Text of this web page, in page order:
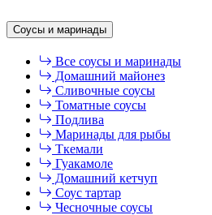
Соусы и маринады
Все соусы и маринады
Домашний майонез
Сливочные соусы
Томатные соусы
Подлива
Маринады для рыбы
Ткемали
Гуакамоле
Домашний кетчуп
Соус тартар
Чесночные соусы